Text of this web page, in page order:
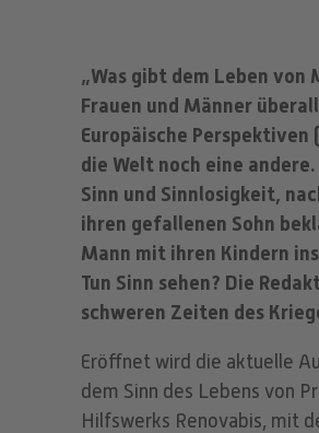
„Was gibt dem Leben von
Frauen und Männer
Europäische Perspektiven
die Welt noch eine
Sinn und Sinnlosigkeit,
ihren gefallenen Sohn
Mann mit ihren Kindern
Tun Sinn sehen? Die
schweren Zeiten des
Eröffnet wird die aktuelle
dem Sinn des Lebens von
Hilfswerks Renovabis, mit